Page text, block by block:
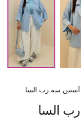
سه رب السا
السا